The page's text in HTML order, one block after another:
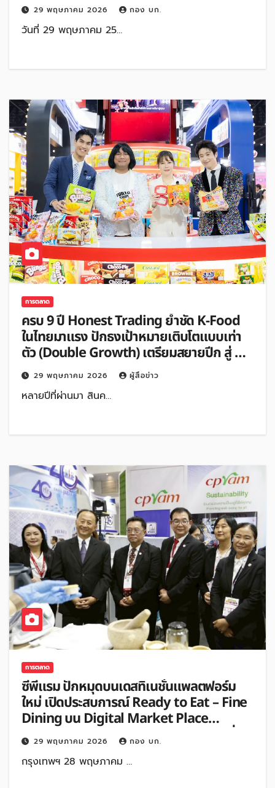
29 พฤษภาคม 2026 กอง บก.
วันที่ 29 พฤษภาคม 25…
การตลาด
ครบ 9 ปี Honest Trading ย้ำชัด K-Food
ในไทยมาแรง ปักธงเป้าหมายเติบโตแบบเท่า
ตัว (Double Growth) เตรียมสยายปีก สู่ K-
Lifestyle รับ คนรุ่นใหม่ดันตลาดโตเกินคาด
29 พฤษภาคม 2026 ผู้สื่อข่าว
หลายปีที่ผ่านมา สินค…
การตลาด
ซีพีแรม ปักหมุดบนเดสทิเนชั่นแพลตฟอร์ม
ใหม่ เปิดประสบการณ์ Ready to Eat – Fine
Dining บน Digital Market Place
“Fudidiworld” โชว์ไลน์อัปอาหาร-เบเกอรี่
คุณภาพระดับพรีเมียม กว่า 100 เมนู ตอบ
โจทย์พฤติกรรมผู้บริโภคที่ต้องการความ
29 พฤษภาคม 2026 กอง บก.
กรุงเทพฯ 28 พฤษภาคม …